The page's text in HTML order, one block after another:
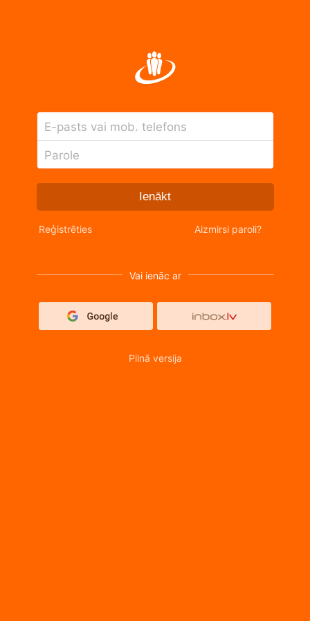
E-pasts vai mob. telefons
Parole
Ienākt
Reģistrēties Aizmirsi paroli?
Vai ienāc ar
Pilnā versija